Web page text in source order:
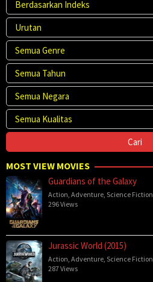
MOST VIEW MOVIES
Guardians of the Galaxy
Action Adventure Science Fiction
296 Views
Jurassic World (2015)
Action Adventure Science Fiction
287 Views